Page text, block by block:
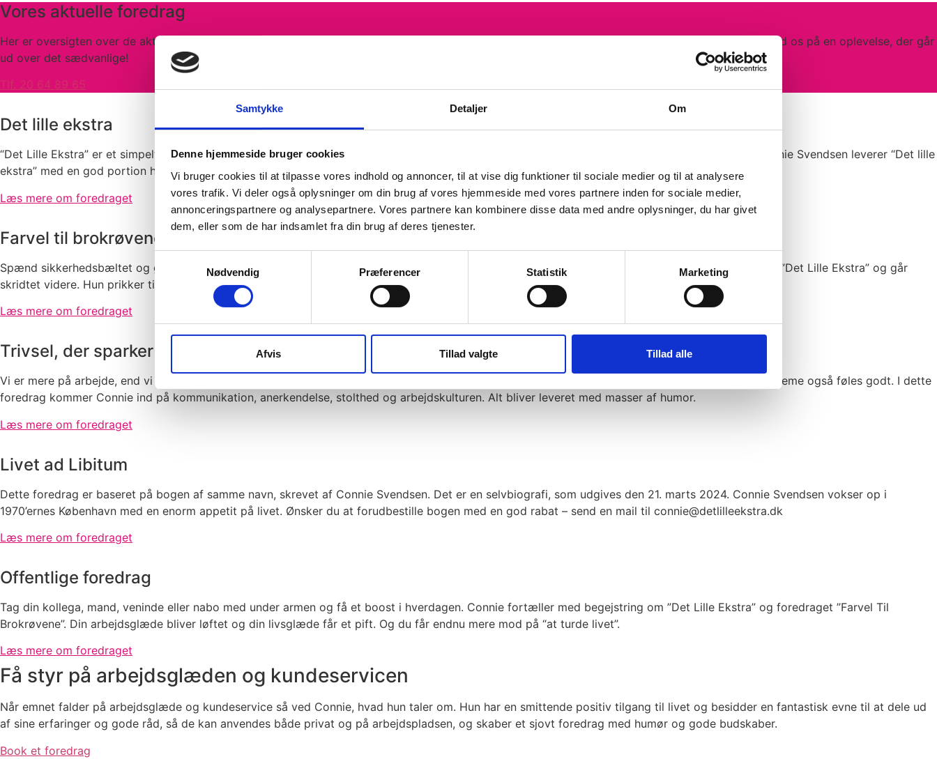
Samtykke Detaljer Om
Denne hjemmeside bruger cookies
Vi bruger cookies til at tilpasse vores indhold og annoncer, til at vise dig funktioner til sociale medier og til at analysere
vores trafik. Vi deler også oplysninger om din brug af vores hjemmeside med vores partnere inden for sociale medier,
annonceringspartnere og analysepartnere. Vores partnere kan kombinere disse data med andre oplysninger, du har givet
dem, eller som de har indsamlet fra din brug af deres tjenester.
Nødvendig
Præferencer Statistik Marketing
Afvis Tillad valgte Tillad alle
Vores aktuelle foredrag
Her er oversigten over de aktuelle foredrag hos Det Lille Ekstra – en unik mulighed for at udforske inspirerende emner og berigende viden. Kom med os på en oplevelse, der går
ud over det sædvanlige!
Tlf. 20 64 89 65
Det lille ekstra
“Det Lille Ekstra” er et simpelt redskab til medarbejdere og ledere. Det handler om at ændre holdning og gøre en lille, positiv forskel hver dag. Connie Svendsen leverer “Det lille
ekstra” med en god portion humor og selvironi samt masser af sjove og inspirerende eksempler fra hverdagen.
Læs mere om foredraget
Farvel til brokrøvene
Spænd sikkerhedsbæltet og gør klar til take-off, når stewardessen, Connie Svendsen, går i luften med dette foredrag. Hun fortsætter succesen fra ”Det Lille Ekstra” og går
skridtet videre. Hun prikker til janteloven, gør op med brokrøvene og sætter fokus på styrken i vores forskelligheder.
Læs mere om foredraget
Trivsel, der sparker r..
Vi er mere på arbejde, end vi er sammen med vores familie. I gennemsnit går vi på arbejde i 39 år. NIOGTREDIVE!!! Plus det løse. Så skal det saftsuseme også føles godt. I dette
foredrag kommer Connie ind på kommunikation, anerkendelse, stolthed og arbejdskulturen. Alt bliver leveret med masser af humor.
Læs mere om foredraget
Livet ad Libitum
Dette foredrag er baseret på bogen af samme navn, skrevet af Connie Svendsen. Det er en selvbiografi, som udgives den 21. marts 2024. Connie Svendsen vokser op i
1970’ernes København med en enorm appetit på livet. Ønsker du at forudbestille bogen med en god rabat – send en mail til connie@detlilleekstra.dk
Læs mere om foredraget
Offentlige foredrag
Tag din kollega, mand, veninde eller nabo med under armen og få et boost i hverdagen. Connie fortæller med begejstring om ”Det Lille Ekstra” og foredraget ”Farvel Til
Brokrøvene”. Din arbejdsglæde bliver løftet og din livsglæde får et pift. Og du får endnu mere mod på “at turde livet”.
Læs mere om foredraget
Få styr på arbejdsglæden og kundeservicen
Når emnet falder på arbejdsglæde og kundeservice så ved Connie, hvad hun taler om. Hun har en smittende positiv tilgang til livet og besidder en fantastisk evne til at dele ud
af sine erfaringer og gode råd, så de kan anvendes både privat og på arbejdspladsen, og skaber et sjovt foredrag med humør og gode budskaber.
Book et foredrag